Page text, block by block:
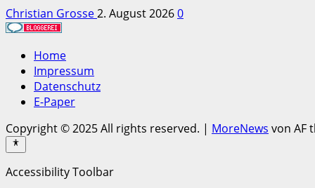
Christian Grosse2. August 20260
Home
Impressum
Datenschutz
E-Paper
Copyright © 2025 All rights reserved. | MoreNews von AF
Accessibility Toolbar